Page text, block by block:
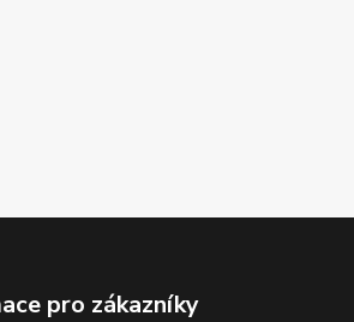
pro zákazníky